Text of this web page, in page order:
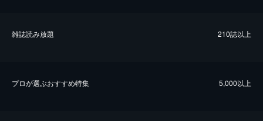
雑誌読み放題 210誌以上
プロが選ぶおすすめ特集 5,000以上